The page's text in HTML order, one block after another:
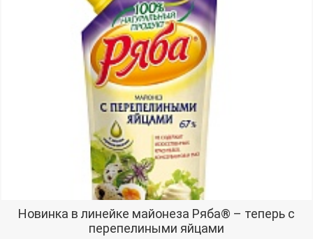
Новинка в линейке майонеза Ряба® – теперь с
перепелиными яйцами